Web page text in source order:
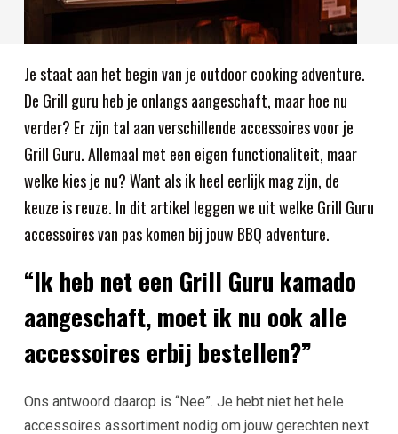
Je staat aan het begin van je outdoor cooking adventure.
De Grill guru heb je onlangs aangeschaft, maar hoe nu
verder? Er zijn tal aan verschillende accessoires voor je
Grill Guru. Allemaal met een eigen functionaliteit, maar
welke kies je nu? Want als ik heel eerlijk mag zijn, de
keuze is reuze. In dit artikel leggen we uit welke Grill Guru
accessoires van pas komen bij jouw BBQ adventure.
“Ik heb net een Grill Guru kamado
aangeschaft, moet ik nu ook alle
accessoires erbij bestellen?”
Ons antwoord daarop is “Nee”. Je hebt niet het hele
accessoires assortiment nodig om jouw gerechten next